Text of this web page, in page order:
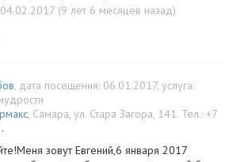
(9 лет 6 месяцев назад)
, дата посещения: 06.01.2017, услуга:
, Самара, ул. Стара Загора, 141. Тел.: +7
.
зовут Евгений,6 января 2017